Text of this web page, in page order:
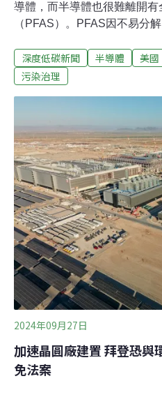
導體，而半導體也很難離開
（PFAS）。PFAS因不易分
升，近年掀起禁用或限用管
電漿處理等1000多個奈米製
法者 避開環保監管2022年開
尼蘇達州等陸續提出限制使
議員提出「永久化學品監管
望10年內逐步淘汰所有非必
制，美國半導體產業協會（
聯盟（PFAS Consortium）
告，聲稱尋找更安全的替代
深度低碳新聞 半導體 美國
污染治理
2024年09月27日
加速晶圓廠建置 拜登恐與
免法案